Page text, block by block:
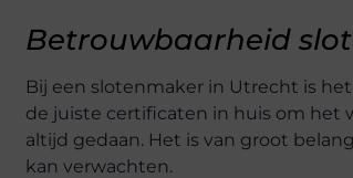
Betrouwbaarheid
Bij een slotenmaker in Utrecht is
de juiste certificaten in huis om het
altijd gedaan. Het is van groot
kan verwachten.